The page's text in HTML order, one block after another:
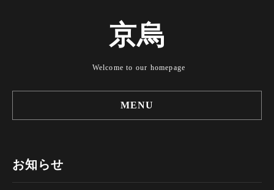
京烏
Welcome to our homepage
MENU
お知らせ